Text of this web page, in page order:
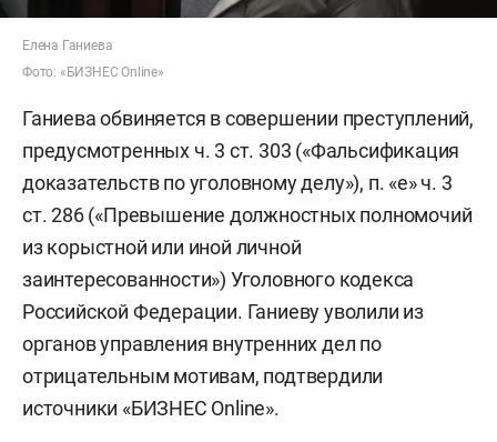
Елена Ганиева
Фото: «БИЗНЕС Online»
Ганиева обвиняется в совершении преступлений,
предусмотренных ч. 3 ст. 303 («Фальсификация
доказательств по уголовному делу»), п. «е» ч. 3
ст. 286 («Превышение должностных полномочий
из корыстной или иной личной
заинтересованности») Уголовного кодекса
Российской Федерации. Ганиеву уволили из
органов управления внутренних дел по
отрицательным мотивам, подтвердили
источники «БИЗНЕС Online».